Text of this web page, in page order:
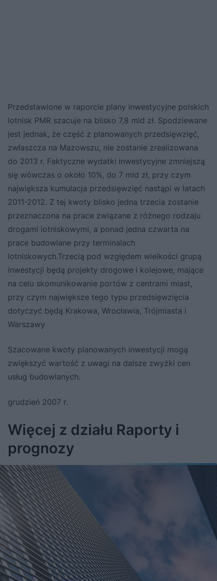
Przedstawione w raporcie plany inwestycyjne polskich
lotnisk PMR szacuje na blisko 7,8 mld zł. Spodziewane
jest jednak, że część z planowanych przedsięwzięć,
zwłaszcza na Mazowszu, nie zostanie zrealizowana
do 2013 r. Faktyczne wydatki inwestycyjne zmniejszą
się wówczas o około 10%, do 7 mld zł, przy czym
największa kumulacja przedsięwzięć nastąpi w latach
2011-2012. Z tej kwoty blisko jedna trzecia zostanie
przeznaczona na prace związane z różnego rodzaju
drogami lotniskowymi, a ponad jedna czwarta na
prace budowlane przy terminalach
lotniskowych.Trzecią pod względem wielkości grupą
inwestycji będą projekty drogowe i kolejowe, mające
na celu skomunikowanie portów z centrami miast,
przy czym największe tego typu przedsięwzięcia
dotyczyć będą Krakowa, Wrocławia, Trójmiasta i
Warszawy
Szacowane kwoty planowanych inwestycji mogą
zwiększyć wartość z uwagi na dalsze zwyżki cen
usług budowlanych.
grudzień 2007 r.
Więcej z działu Raporty i
prognozy